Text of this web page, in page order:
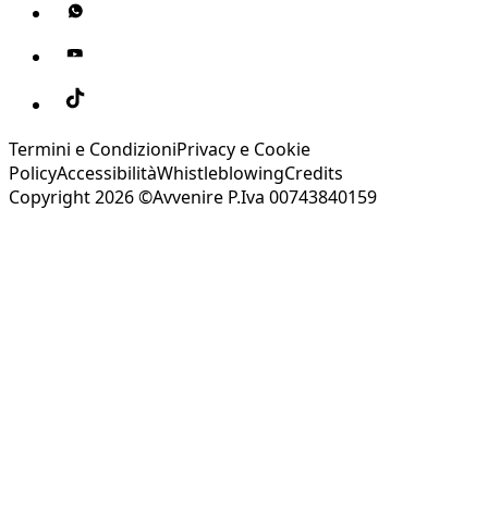
Termini e CondizioniPrivacy e Cookie
PolicyAccessibilitàWhistleblowingCredits
Copyright 2026 ©Avvenire P.Iva 00743840159